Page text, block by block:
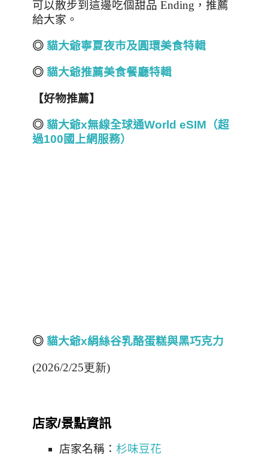
可以散步到這邊吃個甜品 Ending，推薦
給大家。
◎ 貓大爺寧夏夜市及圓環美食特輯
◎ 貓大爺推薦美食餐廳特輯
【好物推薦】
◎ 貓大爺x無線全球通World eSIM （超
過100國上網服務）
◎ 貓大爺x絹絲谷乳酪蛋糕與黑巧克力
(2026/2/25更新)
店家/景點資訊
店家名稱： 杉味豆花